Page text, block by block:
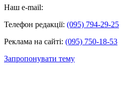
Наш e-mail:
Телефон редакції: (095) 794-29-25
Реклама на сайті: (095) 750-18-53
Запропонувати тему